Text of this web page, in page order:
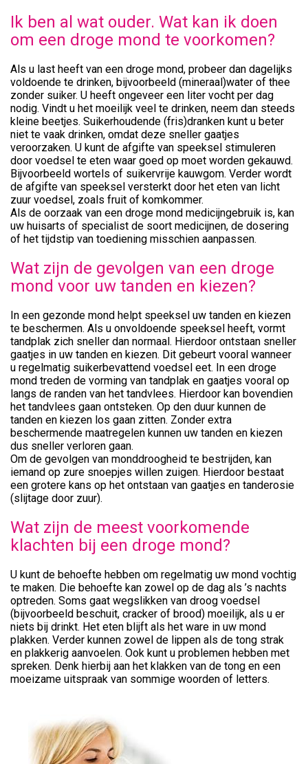
Ik ben al wat ouder. Wat kan ik doen
om een droge mond te voorkomen?
Als u last heeft van een droge mond, probeer dan dagelijks
voldoende te drinken, bijvoorbeeld (mineraal)water of thee
zonder suiker. U heeft ongeveer een liter vocht per dag
nodig. Vindt u het moeilijk veel te drinken, neem dan steeds
kleine beetjes. Suikerhoudende (fris)dranken kunt u beter
niet te vaak drinken, omdat deze sneller gaatjes
veroorzaken. U kunt de afgifte van speeksel stimuleren
door voedsel te eten waar goed op moet worden gekauwd.
Bijvoorbeeld wortels of suikervrije kauwgom. Verder wordt
de afgifte van speeksel versterkt door het eten van licht
zuur voedsel, zoals fruit of komkommer.
Als de oorzaak van een droge mond medicijngebruik is, kan
uw huisarts of specialist de soort medicijnen, de dosering
of het tijdstip van toediening misschien aanpassen.
Wat zijn de gevolgen van een droge
mond voor uw tanden en kiezen?
In een gezonde mond helpt speeksel uw tanden en kiezen
te beschermen. Als u onvoldoende speeksel heeft, vormt
tandplak zich sneller dan normaal. Hierdoor ontstaan sneller
gaatjes in uw tanden en kiezen. Dit gebeurt vooral wanneer
u regelmatig suikerbevattend voedsel eet. In een droge
mond treden de vorming van tandplak en gaatjes vooral op
langs de randen van het tandvlees. Hierdoor kan bovendien
het tandvlees gaan ontsteken. Op den duur kunnen de
tanden en kiezen los gaan zitten. Zonder extra
beschermende maatregelen kunnen uw tanden en kiezen
dus sneller verloren gaan.
Om de gevolgen van monddroogheid te bestrijden, kan
iemand op zure snoepjes willen zuigen. Hierdoor bestaat
een grotere kans op het ontstaan van gaatjes en tanderosie
(slijtage door zuur).
Wat zijn de meest voorkomende
klachten bij een droge mond?
U kunt de behoefte hebben om regelmatig uw mond vochtig
te maken. Die behoefte kan zowel op de dag als ’s nachts
optreden. Soms gaat wegslikken van droog voedsel
(bijvoorbeeld beschuit, cracker of brood) moeilijk, als u er
niets bij drinkt. Het eten blijft als het ware in uw mond
plakken. Verder kunnen zowel de lippen als de tong strak
en plakkerig aanvoelen. Ook kunt u problemen hebben met
spreken. Denk hierbij aan het klakken van de tong en een
moeizame uitspraak van sommige woorden of letters.